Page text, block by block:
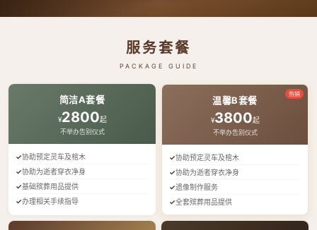
服务套餐
PACKAGE GUIDE
简洁A套餐
¥2800起
不举办告别仪式
协助预定灵车及棺木
协助为逝者穿衣净身
基础殡葬用品提供
办理相关手续指导
热销
温馨B套餐
¥3800起
不举办告别仪式
协助预定灵车及棺木
协助为逝者穿衣净身
遗像制作服务
全套殡葬用品提供